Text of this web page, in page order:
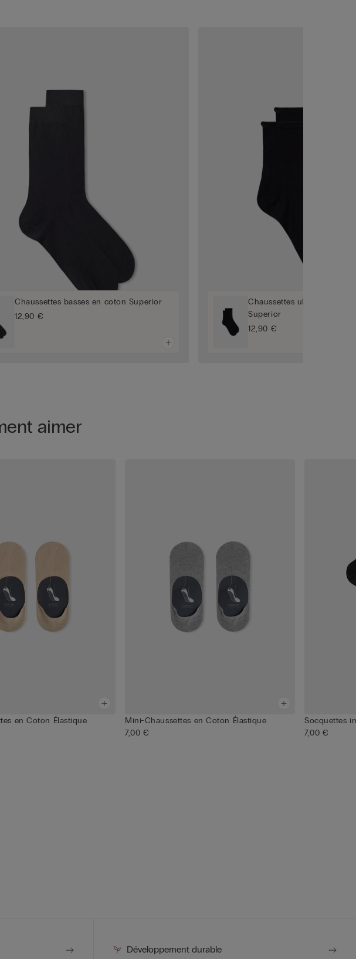
Chaussettes basses en coton Superior
12,90 €
Chaussettes ultra courtes
Superior
12,90 €
aimer
en Coton Élastique
Mini-Chaussettes en Coton Élastique
7,00 €
Socquettes
7,00 €
Développement durable